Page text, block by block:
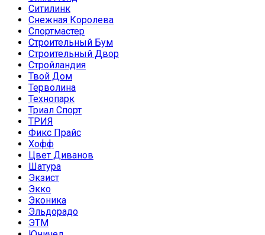
Ситилинк
Снежная Королева
Спортмастер
Строительный Бум
Строительный Двор
Стройландия
Твой Дом
Терволина
Технопарк
Триал Спорт
ТРИЯ
Фикс Прайс
Хофф
Цвет Диванов
Шатура
Экзист
Экко
Эконика
Эльдорадо
ЭТМ